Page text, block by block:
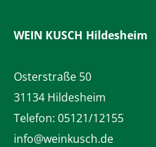
WEIN KUSCH Hildesheim
Osterstraße 50
31134 Hildesheim
Telefon: 05121/12155
info@weinkusch.de